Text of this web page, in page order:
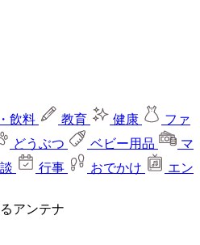
飲料 教育 健康
ファ
どうぶつ ベビー用品
マ
行事 おでかけ
エン
アンテナ